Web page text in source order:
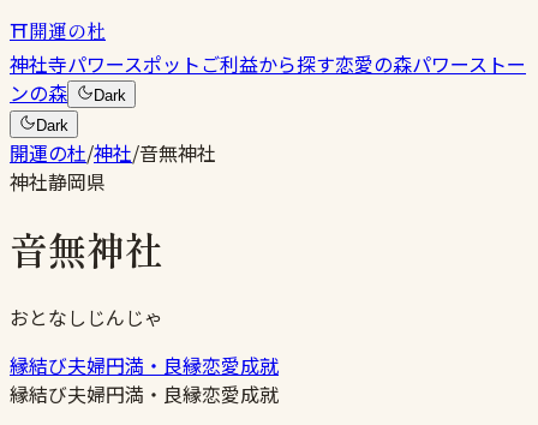
⛩開運の杜
神社寺パワースポットご利益から探す恋愛の森パワーストー
ンの森
Dark
Dark
開運の杜/神社/音無神社
神社静岡県
音無神社
おとなしじんじゃ
縁結び夫婦円満・良縁恋愛成就
縁結び夫婦円満・良縁恋愛成就